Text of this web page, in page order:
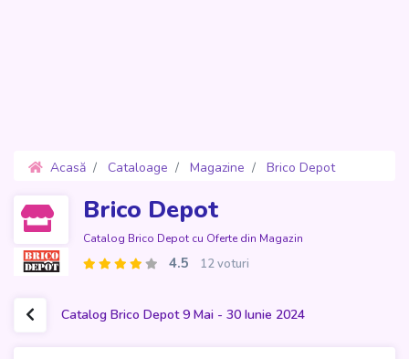
Acasă Cataloage Magazine
Brico Depot
Brico Depot
Catalog Brico Depot cu Oferte din Magazin
4.5 12 voturi
Catalog Brico Depot 9 Mai - 30 Iunie 2024